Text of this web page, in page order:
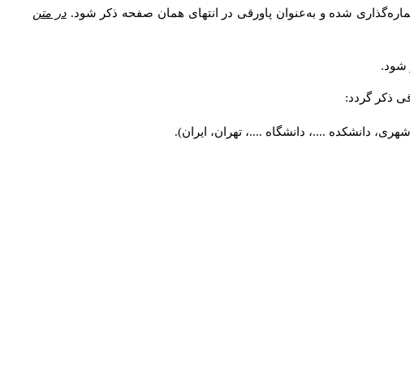
شده و به‌عنوان پاورقی در انتهای همان صفحه ذکر شود. در متن
شود.
ذکر گردد:
دانشکده ....، دانشگاه ....، تهران، ایران).